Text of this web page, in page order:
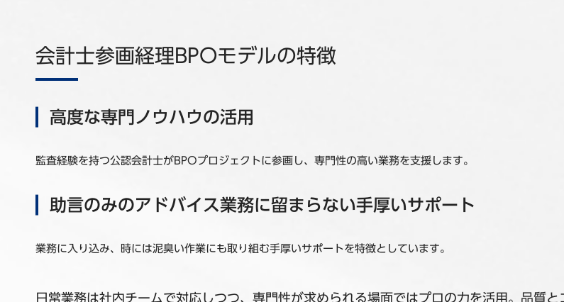
会計士参画経理BPOモデルの特徴
高度な専門ノウハウの活用
監査経験を持つ公認会計士がBPOプロジェクトに参画し、専門性の高い業務を支援します。
助言のみのアドバイス業務に留まらない手厚いサポート
業務に入り込み、時には泥臭い作業にも取り組む手厚いサポートを特徴としています。
日常業務は社内チームで対応しつつ、専門性が求められる場面ではプロの力を活用。品質と